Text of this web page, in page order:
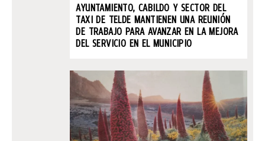
AYUNTAMIENTO, CABILDO Y SECTOR DEL
TAXI DE TELDE MANTIENEN UNA REUNIÓN
DE TRABAJO PARA AVANZAR EN LA MEJORA
DEL SERVICIO EN EL MUNICIPIO